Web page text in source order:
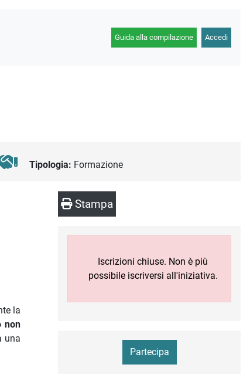
Guida alla compilazione Accedi
Tipologia: Formazione
la
non
una
Stampa
Iscrizioni chiuse. Non è più
possibile iscriversi all'iniziativa.
Partecipa